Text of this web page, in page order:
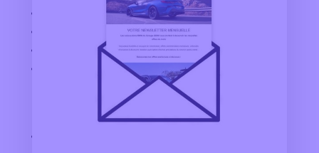
BMW ALBI
BMW RODEZ
BMW AURILLAC
BMW SAINT FLOUR
Explorer